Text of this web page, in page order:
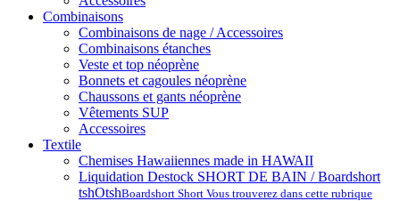
Combinaisons
Combinaisons de nage / Accessoires
Combinaisons étanches
Veste et top néoprène
Bonnets et cagoules néoprène
Chaussons et gants néoprène
Vêtements SUP
Accessoires
Textile
Chemises Hawaiiennes made in HAWAII
Liquidation Destock SHORT DE BAIN / Boardshort
tshOtshBoardshort Short Vous trouverez dans cette rubrique